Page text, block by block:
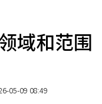
n
域和范围
05-09 08:49